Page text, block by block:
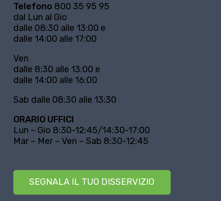
Telefono 800 35 95 95
dal Lun al Gio
dalle 08:30 alle 13:00 e
dalle 14:00 alle 17:00
Ven
dalle 8:30 alle 13:00 e
dalle 14:00 alle 16:00
Sab dalle 08:30 alle 13:30
ORARIO UFFICI
Lun – Gio 8:30-12:45/14:30-17:00
Mar – Mer – Ven – Sab 8:30-12:45
SEGNALA IL TUO DISSERVIZIO